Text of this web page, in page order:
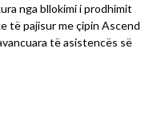
nga bllokimi i prodhimit
të pajisur me çipin Ascend
të asistencës së